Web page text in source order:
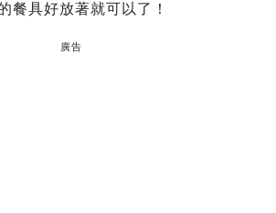
餐具好放著就可以了！
廣告